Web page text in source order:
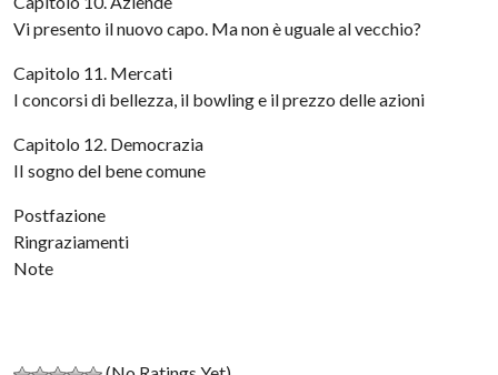
Vi presento il nuovo capo. Ma non è uguale al vecchio?
Capitolo 11. Mercati
I concorsi di bellezza, il bowling e il prezzo delle azioni
Capitolo 12. Democrazia
II sogno del bene comune
Postfazione
Ringraziamenti
Note